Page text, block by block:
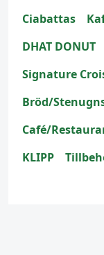
Ciabattas
DHAT DONUT
Signature
Bröd/
Café/
KLIPP